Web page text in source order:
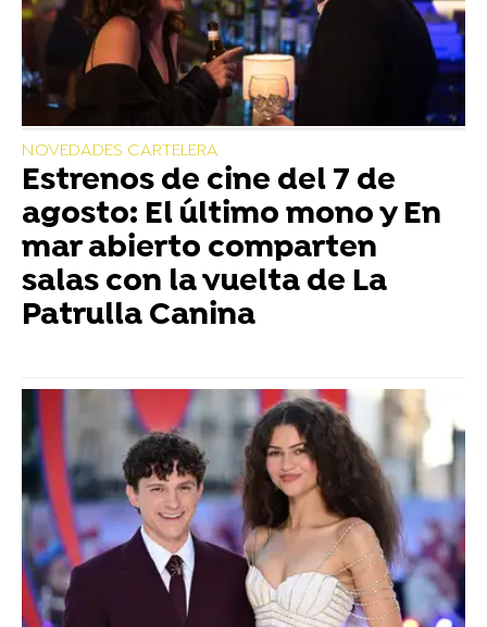
NOVEDADES CARTELERA
Estrenos de cine del 7 de
agosto: El último mono y En
mar abierto comparten
salas con la vuelta de La
Patrulla Canina